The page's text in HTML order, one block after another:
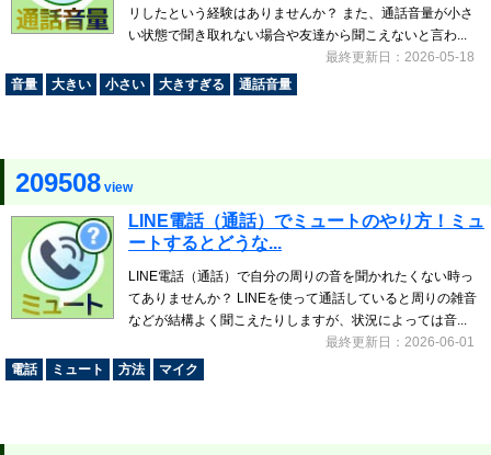
リしたという経験はありませんか？ また、通話音量が小さ
い状態で聞き取れない場合や友達から聞こえないと言わ...
最終更新日：2026-05-18
音量
大きい 小さい 大きすぎる 通話音量
209508 view
LINE電話（通話）でミュートのやり方！ミュ
ートするとどうな...
LINE電話（通話）で自分の周りの音を聞かれたくない時っ
てありませんか？ LINEを使って通話していると周りの雑音
などが結構よく聞こえたりしますが、状況によっては音...
最終更新日：2026-06-01
電話
ミュート 方法 マイク